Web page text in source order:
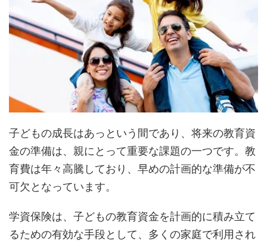
子どもの成長はあっという間であり、将来の教育資
金の準備は、親にとって重要な課題の一つです。教
育費は年々高騰しており、早めの計画的な準備が不
可欠となっています。
学資保険は、子どもの教育資金を計画的に積み立て
るための有効な手段として、多くの家庭で利用され